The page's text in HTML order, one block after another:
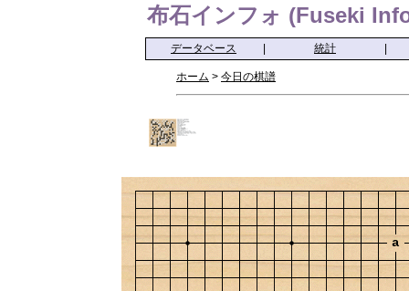
布石インフォ (Fuseki
データベース 統計
ホーム > 今日の棋譜
a